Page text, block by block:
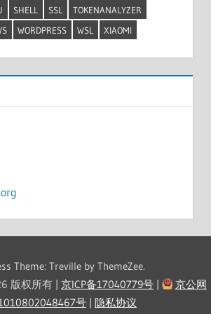
SHELL SSL
TOKENANALYZER
WORDPRESS WSL XIAOMI
Theme: Treville by ThemeZee.
版权所有 |京ICP备17040779号 |
京公网
号 | 隐私协议